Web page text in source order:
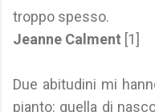
troppo spesso.
Jeanne Calment [1]
Due abitudini mi
pianto: quella di